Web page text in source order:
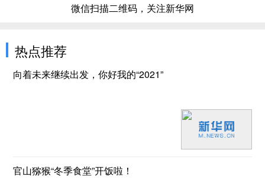
微信扫描二维码，关注新华网
热点推荐
向着未来继续出发，你好我的“2021”
官山猕猴“冬季食堂”开饭啦！